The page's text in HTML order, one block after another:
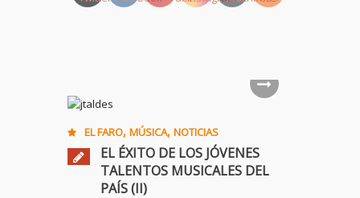
EL FARO, MÚSICA, NOTICIAS
EL ÉXITO DE LOS JÓVENES
TALENTOS MUSICALES DEL
PAÍS (II)